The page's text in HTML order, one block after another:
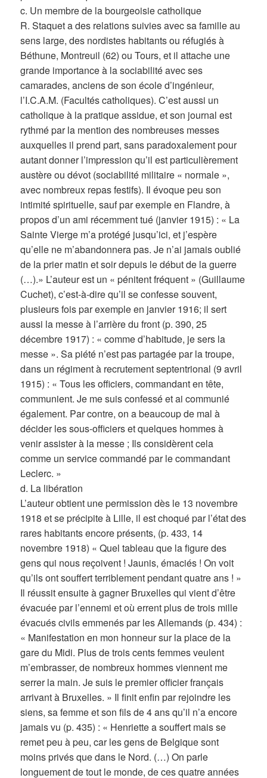
c. Un membre de la bourgeoisie catholique
R. Staquet a des relations suivies avec sa famille au
sens large, des nordistes habitants ou réfugiés à
Béthune, Montreuil (62) ou Tours, et il attache une
grande importance à la sociabilité avec ses
camarades, anciens de son école d’ingénieur,
l’I.C.A.M. (Facultés catholiques). C’est aussi un
catholique à la pratique assidue, et son journal est
rythmé par la mention des nombreuses messes
auxquelles il prend part, sans paradoxalement pour
autant donner l’impression qu’il est particulièrement
austère ou dévot (sociabilité militaire « normale »,
avec nombreux repas festifs). Il évoque peu son
intimité spirituelle, sauf par exemple en Flandre, à
propos d’un ami récemment tué (janvier 1915) : « La
Sainte Vierge m’a protégé jusqu’ici, et j’espère
qu’elle ne m’abandonnera pas. Je n’ai jamais oublié
de la prier matin et soir depuis le début de la guerre
(…).» L’auteur est un « pénitent fréquent » (Guillaume
Cuchet), c’est-à-dire qu’il se confesse souvent,
plusieurs fois par exemple en janvier 1916; il sert
aussi la messe à l’arrière du front (p. 390, 25
décembre 1917) : « comme d’habitude, je sers la
messe ». Sa piété n’est pas partagée par la troupe,
dans un régiment à recrutement septentrional (9 avril
1915) : « Tous les officiers, commandant en tête,
communient. Je me suis confessé et ai communié
également. Par contre, on a beaucoup de mal à
décider les sous-officiers et quelques hommes à
venir assister à la messe ; Ils considèrent cela
comme un service commandé par le commandant
Leclerc. »
d. La libération
L’auteur obtient une permission dès le 13 novembre
1918 et se précipite à Lille, il est choqué par l’état des
rares habitants encore présents, (p. 433, 14
novembre 1918) « Quel tableau que la figure des
gens qui nous reçoivent ! Jaunis, émaciés ! On voit
qu’ils ont souffert terriblement pendant quatre ans ! »
Il réussit ensuite à gagner Bruxelles qui vient d’être
évacuée par l’ennemi et où errent plus de trois mille
évacués civils emmenés par les Allemands (p. 434) :
« Manifestation en mon honneur sur la place de la
gare du Midi. Plus de trois cents femmes veulent
m’embrasser, de nombreux hommes viennent me
serrer la main. Je suis le premier officier français
arrivant à Bruxelles. » Il finit enfin par rejoindre les
siens, sa femme et son fils de 4 ans qu’il n’a encore
jamais vu (p. 435) : « Henriette a souffert mais se
remet peu à peu, car les gens de Belgique sont
moins privés que dans le Nord. (…) On parle
longuement de tout le monde, de ces quatre années